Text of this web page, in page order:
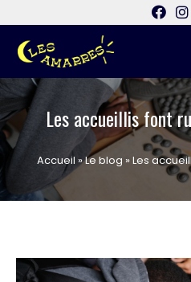
Les accueillis font
Accueil »Le blog »Les